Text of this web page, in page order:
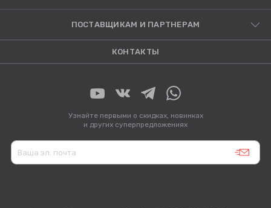
ПОСТАВЩИКАМ И ПАРТНЕРАМ
КОНТАКТЫ
Узнайте первыми о скидках, новинках
и других суперпредложениях